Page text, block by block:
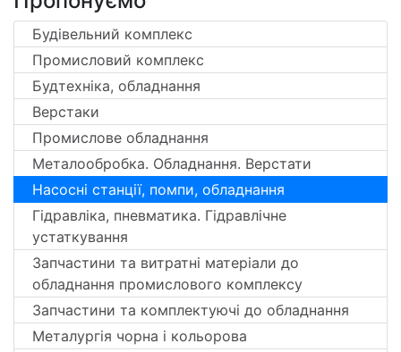
Будівельний комплекс
Промисловий комплекс
Будтехніка, обладнання
Верстаки
Промислове обладнання
Металообробка. Обладнання. Верстати
Насосні станції, помпи, обладнання
Гідравліка, пневматика. Гідравлічне
устаткування
Запчастини та витратні матеріали до
обладнання промислового комплексу
Запчастини та комплектуючі до обладнання
Металургія чорна і кольорова